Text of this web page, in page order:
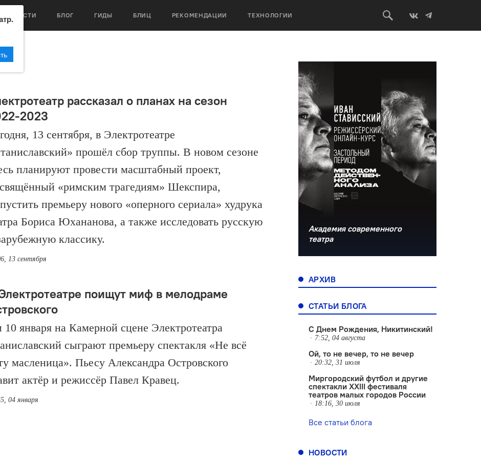
НОВОСТИ БЛОГ ГИДЫ БЛИЦ РЕКОМЕНДАЦИИ ТЕХНОЛОГИИ
рассказал о планах на сезон
2023
13 сентября, в Электротеатре
прошёл сбор труппы. В новом сезоне
планируют провести масштабный проект,
«римским трагедиям» Шекспира,
премьеру нового «оперного сериала» худрука
Бориса Юхананова, а также исследовать русскую
классику.
13 сентября
поищут миф в мелодраме
10 января на Камерной сцене Электротеатра
сыграют премьеру спектакля «Не всё
масленица». Пьесу Александра Островского
актёр и режиссёр Павел Кравец.
04 января
Академия современного
театра
АРХИВ
СТАТЬИ БЛОГА
С Днем Рождения, Никитинский!
7:52, 04 августа
Ой, то не вечер, то не вечер
20:32, 31 июля
Миргородский футбол и другие
спектакли XXIII фестиваля
театров малых городов России
18:16, 30 июля
Все статьи блога
НОВОСТИ